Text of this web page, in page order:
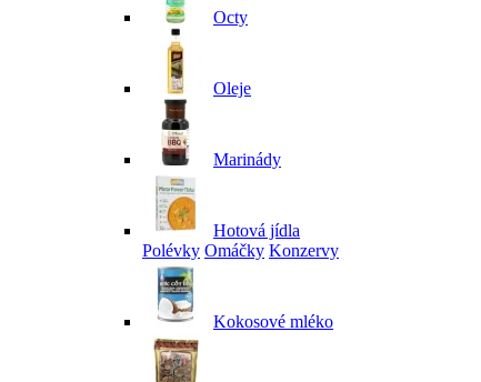
Octy
Oleje
Marinády
Hotová jídla
Polévky Omáčky Konzervy
Kokosové mléko